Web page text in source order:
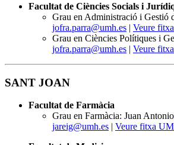
Facultat de Ciències Socials i
Grau en Administració i Gestió
jofra.parra@umh.es | Veure
Grau en Ciències Polítiques i
jofra.parra@umh.es | Veure
SANT JOAN
Facultat de Farmàcia
Grau en Farmàcia: Juan
jareig@umh.es | Veure fitxa